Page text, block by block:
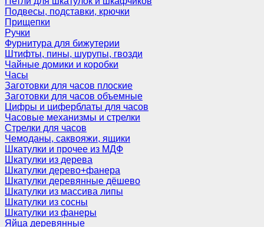
Подвесы, подставки, крючки
Прищепки
Ручки
Фурнитура для бижутерии
Штифты, пины, шурупы, гвозди
Чайные домики и коробки
Часы
Заготовки для часов плоские
Заготовки для часов объемные
Цифры и циферблаты для часов
Часовые механизмы и стрелки
Стрелки для часов
Чемоданы, саквояжи, ящики
Шкатулки и прочее из МДФ
Шкатулки из дерева
Шкатулки дерево+фанера
Шкатулки деревянные дёшево
Шкатулки из массива липы
Шкатулки из сосны
Шкатулки из фанеры
Яйца деревянные